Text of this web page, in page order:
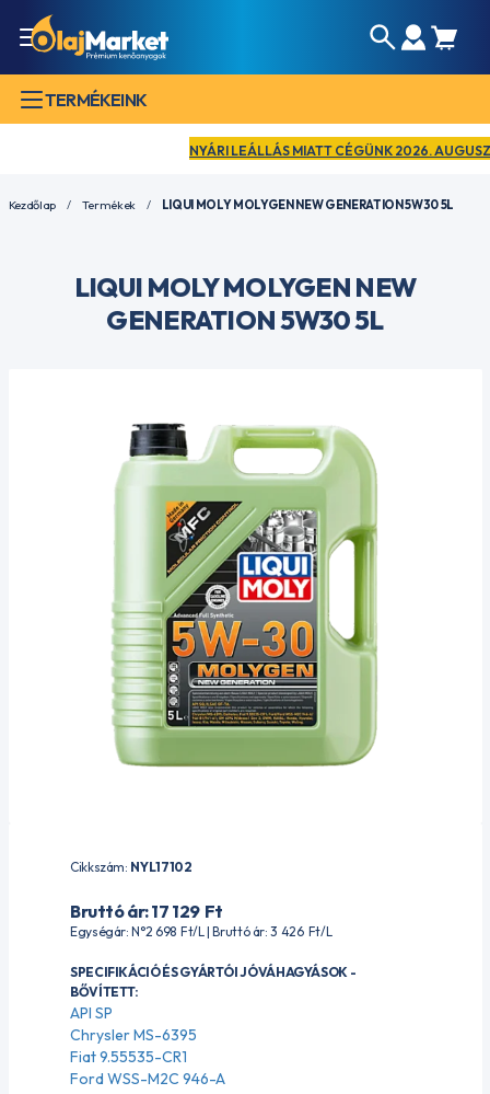
TERMÉKEINK
NYÁRI LEÁLLÁS MIATT CÉGÜNK 2026.
Kezdőlap Termékek LIQUI MOLY MOLYGEN NEW GENERATION 5W30 5L
LIQUI MOLY MOLYGEN NEW
GENERATION 5W30 5L
Cikkszám: NYL17102
Bruttó ár: 17 129 Ft
Egységár: N°2 698 Ft/L | Bruttó ár: 3 426 Ft/L
SPECIFIKÁCIÓ ÉS GYÁRTÓI JÓVÁHAGYÁSOK -
BŐVÍTETT:
API SP
Chrysler MS-6395
Fiat 9.55535-CR1
Ford WSS-M2C 946-A